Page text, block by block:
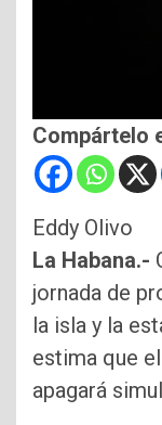
Compártelo
Eddy Olivo
La Habana.-
jornada de
la isla y la
estima que
apagará